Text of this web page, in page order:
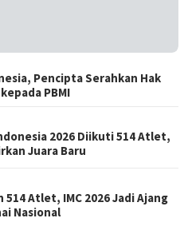
Pencipta Serahkan Hak
PBMI
2026 Diikuti 514 Atlet,
Juara Baru
Atlet, IMC 2026 Jadi Ajang
Nasional